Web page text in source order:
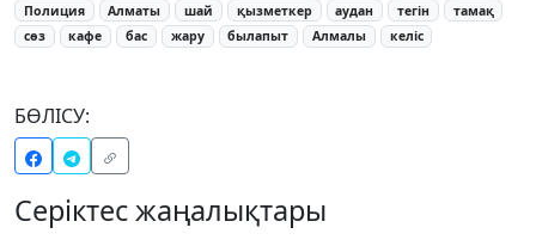
Полиция Алматы шай қызметкер аудан тегін
тамақ
сөз
кафе бас жару былапыт Алмалы келіс
БӨЛІСУ:
Серіктес жаңалықтары